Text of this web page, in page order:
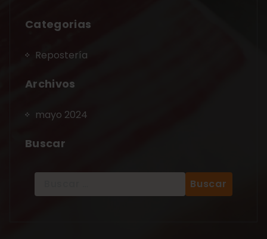
Categorias
Repostería
Archivos
mayo 2024
Buscar